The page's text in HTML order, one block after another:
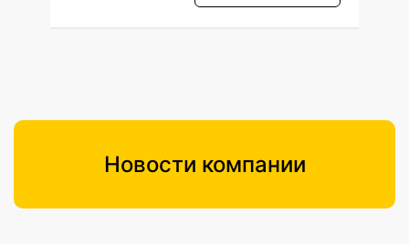
Новости компании